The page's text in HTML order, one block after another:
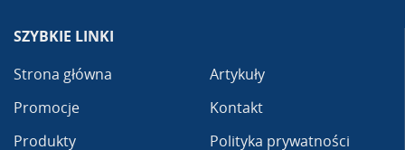
SZYBKIE LINKI
Strona główna
Promocje
Produkty
Artykuły
Kontakt
Polityka prywatności